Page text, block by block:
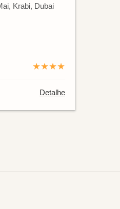
Krabi, Dubai
★★★★
Detalhe